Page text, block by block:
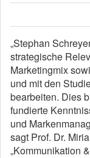
„Stephan
strategische
Marketingmix
und mit den
bearbeiten. Dies
fundierte
und
sagt Prof. Dr.
„Kommunikation